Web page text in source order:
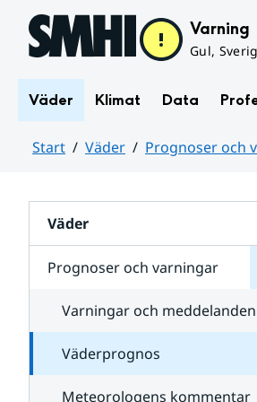
Hoppa till sidans innehåll Varning
Gul,
Väder Klimat Data
Start Väder Prognoser och
Väder
Prognoser och varningar
Varningar och meddelanden
Väderprognos
Meteorologens kommentar